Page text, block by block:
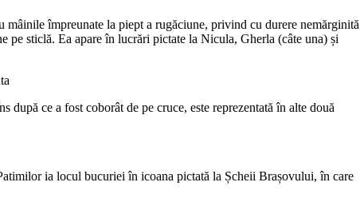
împreunate la piept a rugăciune, privind cu durere nemărginită
pe sticlă. Ea apare în lucrări pictate la Nicula, Gherla (câte una) și
după ce a fost coborât de pe cruce, este reprezentată în alte două
ia locul bucuriei în icoana pictată la Șcheii Brașovului, în care